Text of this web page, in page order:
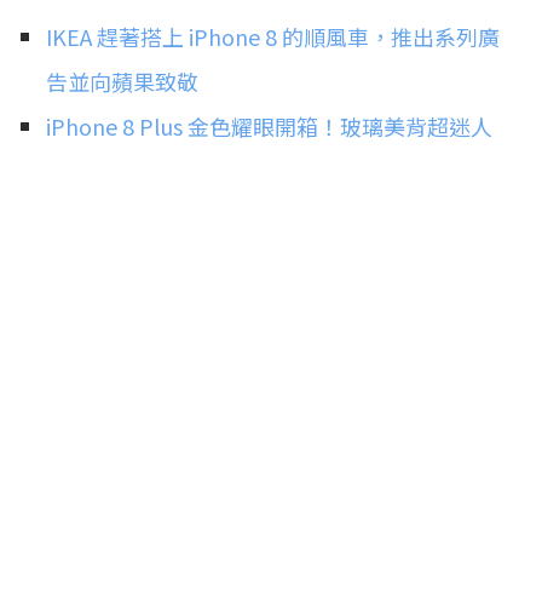
IKEA 趕著搭上 iPhone 8 的順風車，推出系列廣
告並向蘋果致敬
iPhone 8 Plus 金色耀眼開箱！玻璃美背超迷人